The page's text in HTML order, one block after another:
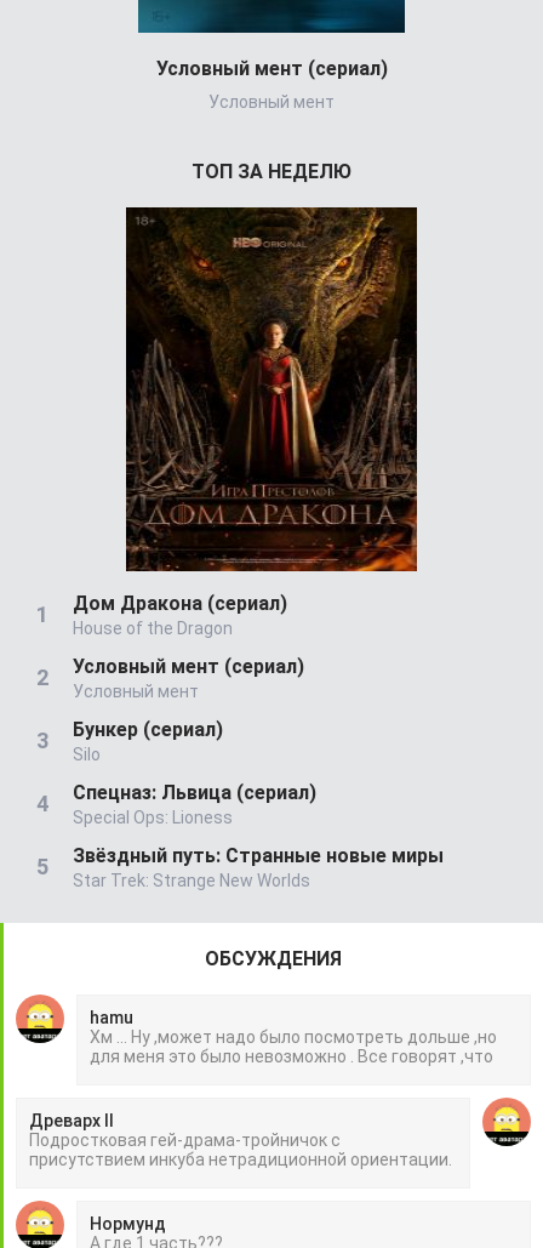
Условный мент (сериал)
Условный мент
ТОП ЗА НЕДЕЛЮ
Дом Дракона (сериал)
House of the Dragon
Условный мент (сериал)
Условный мент
Бункер (сериал)
Silo
Спецназ: Львица (сериал)
Special Ops: Lioness
Звёздный путь: Странные новые миры
Star Trek: Strange New Worlds
ОБСУЖДЕНИЯ
hamu
Хм ... Ну ,может надо было посмотреть дольше ,но
для меня это было невозможно . Все говорят ,что
Древарх II
Подростковая гей-драма-тройничок с
присутствием инкуба нетрадиционной ориентации.
Нормунд
А где 1 часть???